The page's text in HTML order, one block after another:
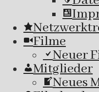
Filme
Neuer
Mitglieder
Neues